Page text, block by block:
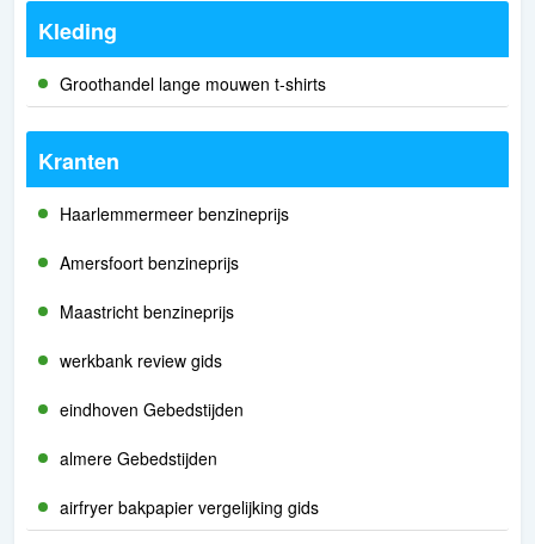
Kleding
Groothandel lange mouwen t-shirts
Kranten
Haarlemmermeer benzineprijs
Amersfoort benzineprijs
Maastricht benzineprijs
werkbank review gids
eindhoven Gebedstijden
almere Gebedstijden
airfryer bakpapier vergelijking gids